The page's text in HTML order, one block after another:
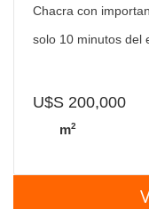
Chacra con
solo 10 minutos del
U$S 200,000
m2